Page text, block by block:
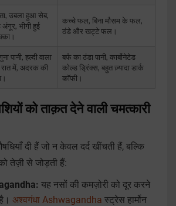
उबला हुआ सेब,
अंगूर, भीगी हुई
कच्चे फल, बिना मौसम के फल,
ठंडे और खट्टे फल।
पानी, हल्दी वाला
में, अदरक की
बर्फ का ठंडा पानी, कार्बोनेटेड
कोल्ड ड्रिंक्स, बहुत ज़्यादा डार्क
कॉफी।
को ताक़त देने वाली चमत्कारी
दी हैं जो न केवल दर्द खींचती हैं, बल्कि
तेज़ी से जोड़ती हैं:
यह नसों की कमज़ोरी को दूर करने
अश्वगंधा Ashwagandha स्ट्रेस हार्मोन